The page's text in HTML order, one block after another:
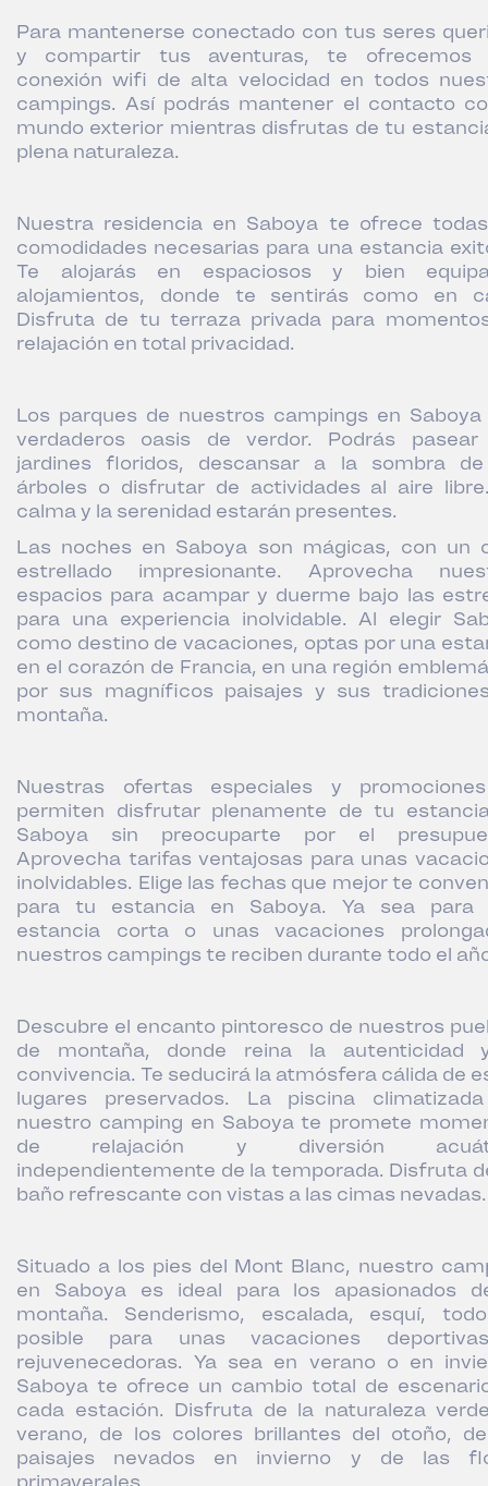
Para mantenerse conectado con tus seres
y compartir tus aventuras, te ofrecemos
conexión wifi de alta velocidad en todos
campings. Así podrás mantener el contacto
mundo exterior mientras disfrutas de tu
plena naturaleza.
Nuestra residencia en Saboya te ofrece
comodidades necesarias para una estancia
Te alojarás en espaciosos y bien
alojamientos, donde te sentirás como en
Disfruta de tu terraza privada para
relajación en total privacidad.
Los parques de nuestros campings en Saboya
verdaderos oasis de verdor. Podrás pasear
jardines floridos, descansar a la sombra
árboles o disfrutar de actividades al aire
calma y la serenidad estarán presentes.
Las noches en Saboya son mágicas, con un
estrellado impresionante. Aprovecha
espacios para acampar y duerme bajo las
para una experiencia inolvidable. Al elegir
como destino de vacaciones, optas por una
en el corazón de Francia, en una región
por sus magníficos paisajes y sus
montaña.
Nuestras ofertas especiales y
permiten disfrutar plenamente de tu
Saboya sin preocuparte por el
Aprovecha tarifas ventajosas para unas
inolvidables. Elige las fechas que mejor te
para tu estancia en Saboya. Ya sea para
estancia corta o unas vacaciones
nuestros campings te reciben durante todo el
Descubre el encanto pintoresco de nuestros
de montaña, donde reina la autenticidad
convivencia. Te seducirá la atmósfera cálida de
lugares preservados. La piscina
nuestro camping en Saboya te promete
de relajación y diversión
independientemente de la temporada. Disfruta
baño refrescante con vistas a las cimas nevadas.
Situado a los pies del Mont Blanc, nuestro
en Saboya es ideal para los apasionados
montaña. Senderismo, escalada, esquí,
posible para unas vacaciones
rejuvenecedoras. Ya sea en verano o en
Saboya te ofrece un cambio total de
cada estación. Disfruta de la naturaleza
verano, de los colores brillantes del otoño,
paisajes nevados en invierno y de las